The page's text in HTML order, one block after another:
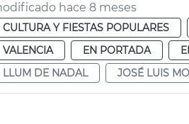
hace 8 meses
CULTURA Y FIESTAS POPULARES
VALENCIA
EN PORTADA
LLUM DE NADAL
JOSÉ LUIS